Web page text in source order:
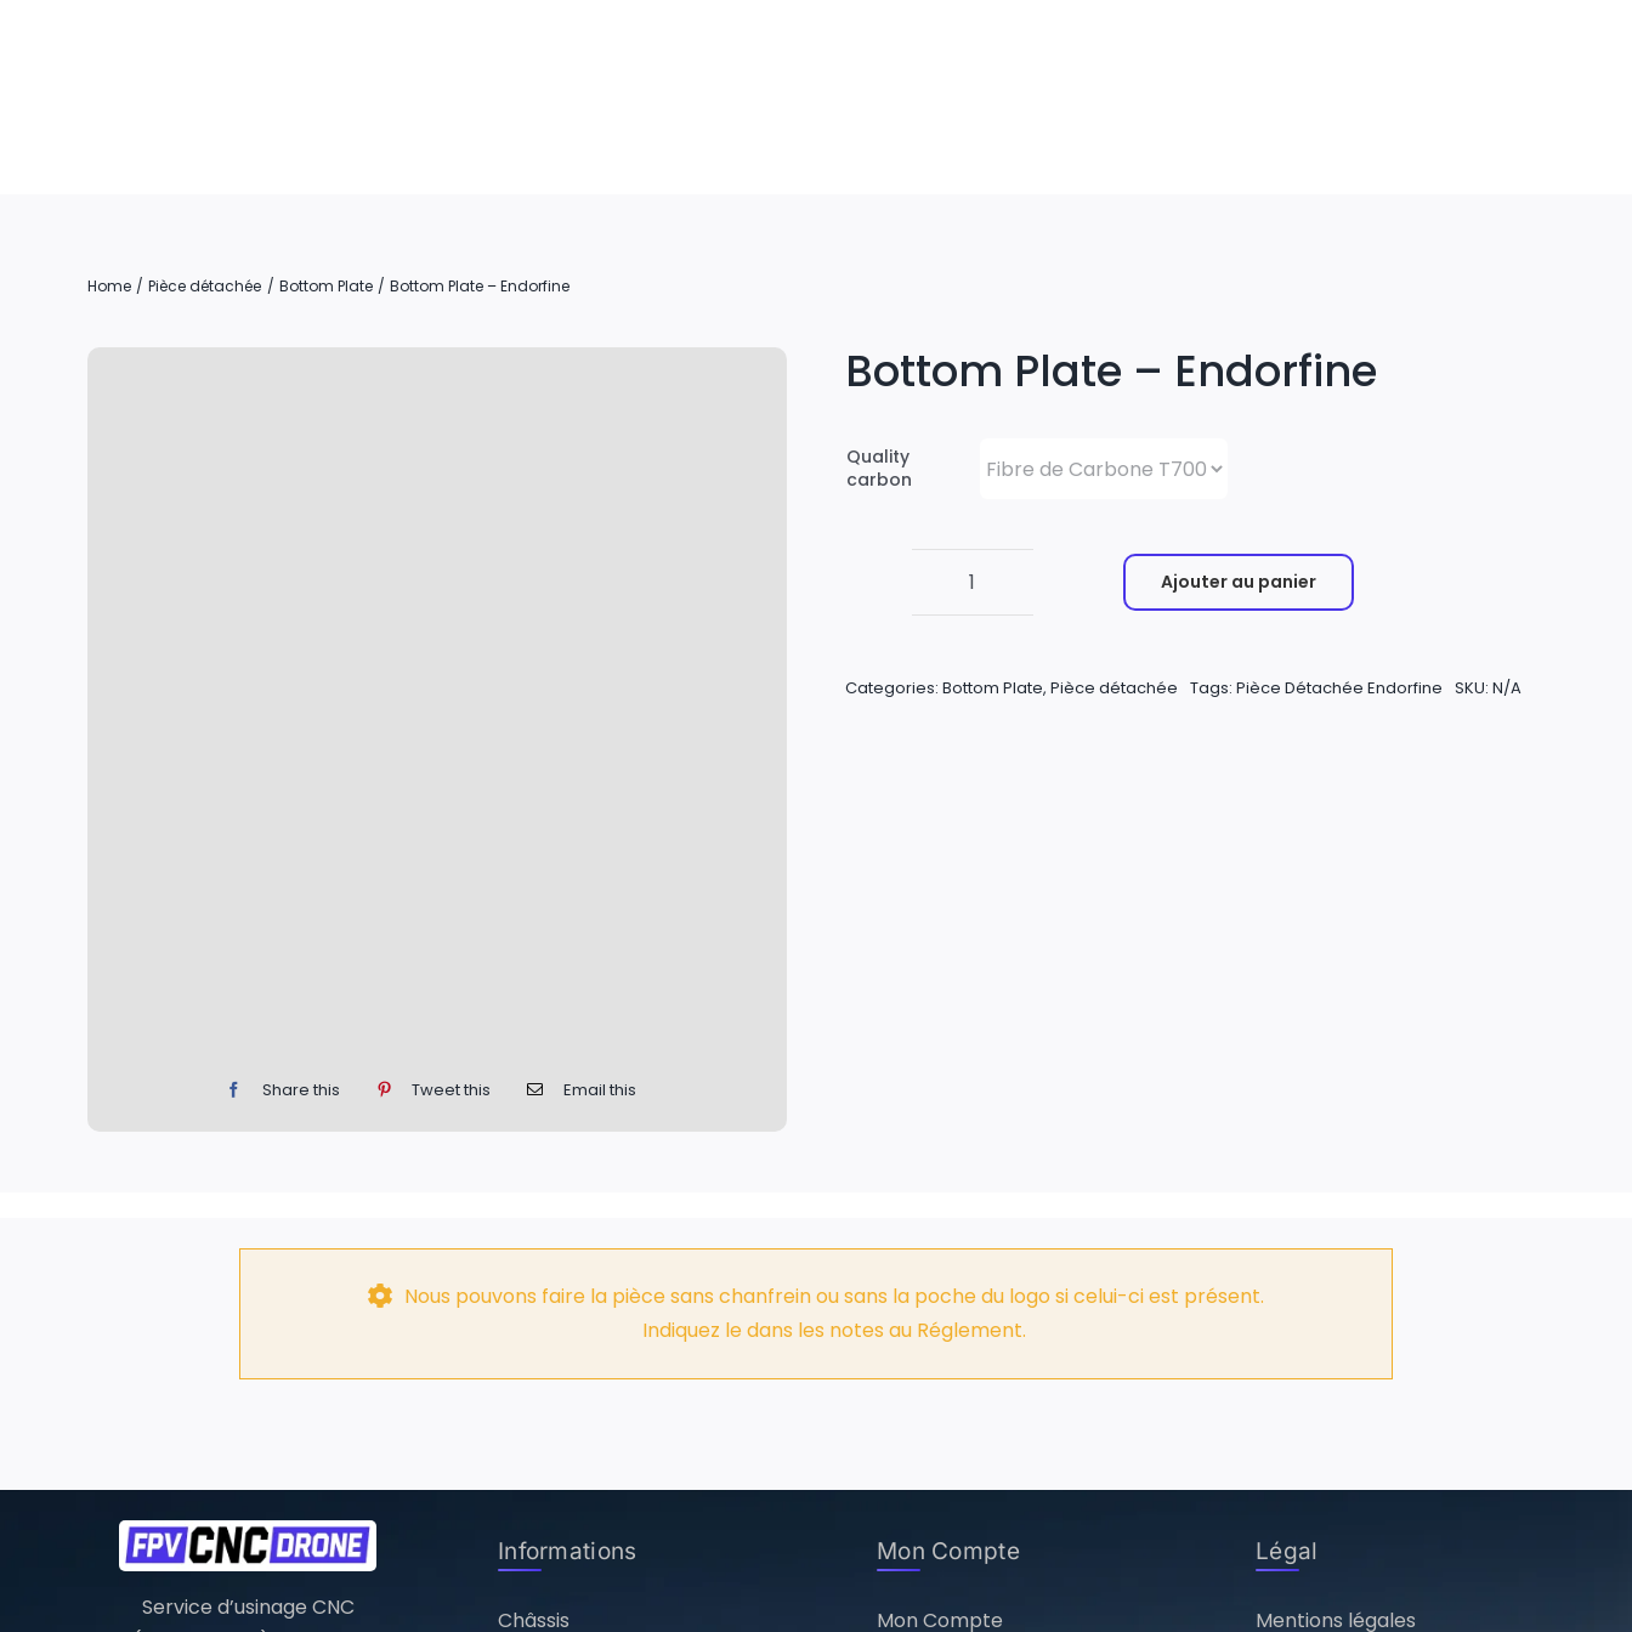
Home Pièce détachée Bottom Plate Bottom Plate – Endorfine
Share this Tweet this Email this
Bottom Plate – Endorfine
Quality
carbon
quantité
Plate
Ajouter au panier
Categories: Bottom Plate, Pièce détachée Tags: Pièce Détachée Endorfine SKU: N/A
Nous pouvons faire la pièce sans chanfrein ou sans la poche du logo si celui-ci est présent.
Indiquez le dans les notes au Réglement.
Service d’usinage CNC
Informations
Châssis
Mon Compte
Mon Compte
Légal
Mentions légales